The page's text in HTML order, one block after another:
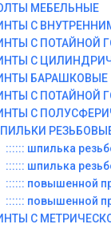
МЕБЕЛЬНЫЕ
С
С ПОТАЙНОЙ
С
БАРАШКОВЫЕ
С ПОТАЙНОЙ
С
:::::: шпилька
:::::: шпилька
:::::: повышенной
:::::: повышенной
C